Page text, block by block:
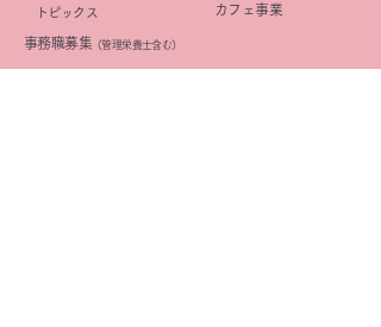
トピックス
事務職募集 （管理栄養士含む）
カフェ事業